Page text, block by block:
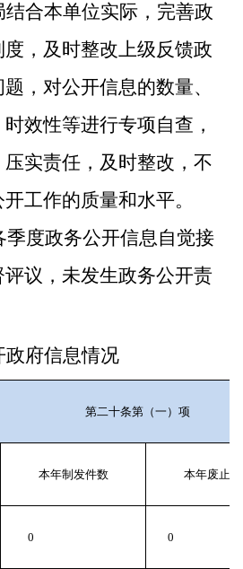
结合本单位实际，完善政
，及时整改上级反馈政
，对公开信息的数量、
效性等进行专项自查，
实责任， 及时整改， 不
工作的质量和水平。
季度政务公开信息自觉接
议，未发生政务公开责
府信息情况
第二十条第（一）项
本年制发件数 本年废止
0 0